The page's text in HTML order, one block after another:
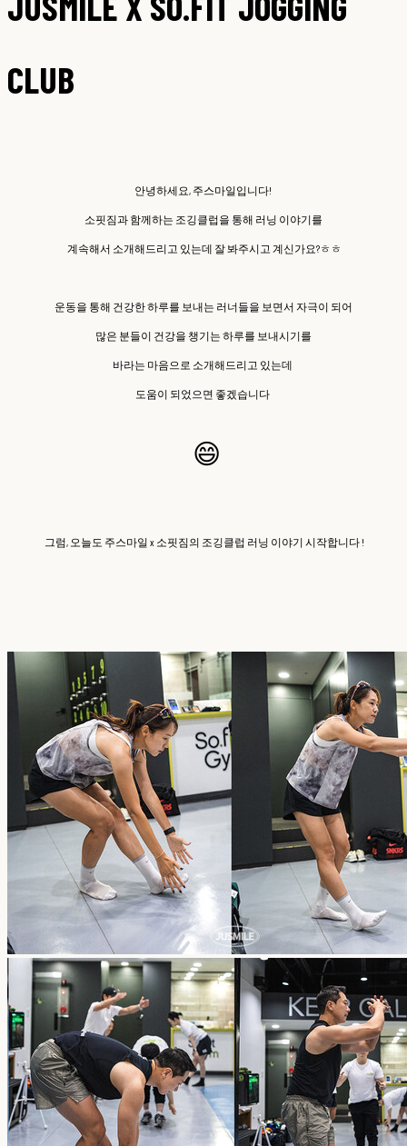
CLUB
안녕하세요, 주스마일입니다!
소핏짐과 함께하는 조깅클럽을 통해 러닝 이야기를
계속해서 소개해드리고 있는데 잘 봐주시고 계신가요?ㅎㅎ ​
운동을 통해 건강한 하루를 보내는 러너들을 보면서 자극이 되어
많은 분들이 건강을 챙기는 하루를 보내시기를
바라는 마음으로 소개해드리고 있는데
도움이 되었으면 좋겠습니다
😄​
그럼, 오늘도 주스마일 x 소핏짐의 조깅클럽 러닝 이야기 시작합니다 !